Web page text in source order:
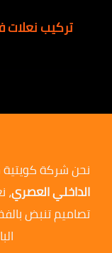
تركيب نعلات
نحن شركة
الداخلي العصري،
تصاميم تنبض